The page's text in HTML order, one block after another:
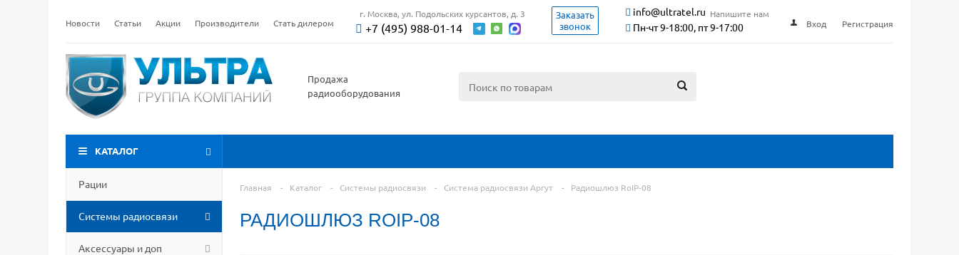
Новости Статьи Акции Производители Стать дилером
г. Москва, ул. Подольских курсантов, д. 3
+7 (495) 988-01-14
Заказать
звонок
info@ultratel.ru Напишите нам
Пн-чт 9-18:00, пт 9-17:00 Вход Регистрация
Продажа
радиооборудования
КАТАЛОГ
Рации
Системы радиосвязи
Аксессуары и доп
Главная - Каталог - Системы радиосвязи - Система радиосвязи Аргут - Радиошлюз RoIP-08
РАДИОШЛЮЗ ROIP-08